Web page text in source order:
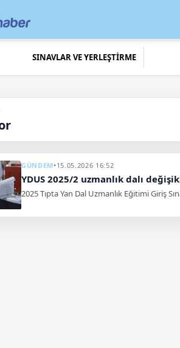
SINAVLAR VE YERLEŞTİRME
GÜNDEM•15.05.2026 16:52
YDUS 2025/2 uzmanlık dalı
2025 Tıpta Yan Dal Uzmanlık Eğitimi Giriş